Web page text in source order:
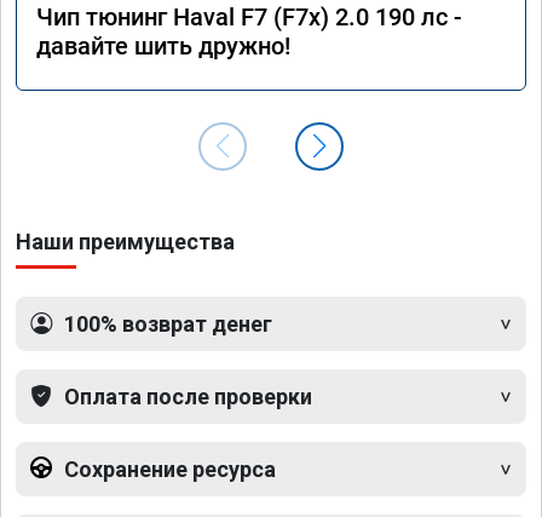
Чип тюнинг Haval F7 (F7x) 2.0 190 лс -
давайте шить дружно!
Наши преимущества
100% возврат денег
Оплата после проверки
Сохранение ресурса